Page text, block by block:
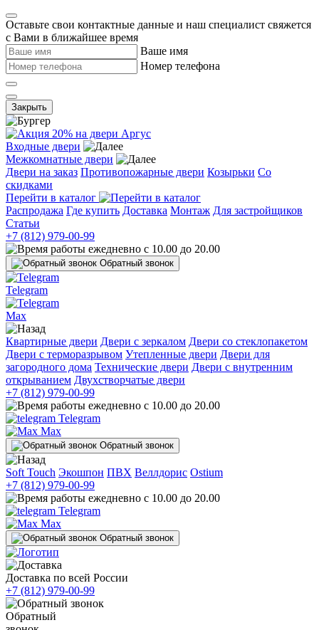
Оставьте свои контактные данные и наш специалист свяжется
с Вами в ближайшее время
Ваше имя
Номер телефона
Закрыть
Входные двери
Межкомнатные двери
Двери на заказ Противопожарные двери Козырьки Со
скидками
Перейти в каталог
Распродажа Где купить Доставка Монтаж Для застройщиков
Статьи
+7 (812) 979-00-99
ежедневно с 10.00 до 20.00
Обратный звонок
Telegram
Max
Квартирные двери Двери с зеркалом Двери со стеклопакетом
Двери с терморазрывом Утепленные двери Двери для
загородного дома Технические двери Двери с внутренним
открыванием Двухстворчатые двери
+7 (812) 979-00-99
ежедневно с 10.00 до 20.00
Telegram
Max
Обратный звонок
Soft Touch Экошпон ПВХ Веллдорис Ostium
+7 (812) 979-00-99
ежедневно с 10.00 до 20.00
Telegram
Max
Обратный звонок
Доставка по всей России
+7 (812) 979-00-99
Обратный